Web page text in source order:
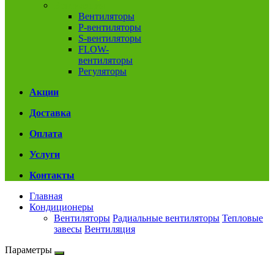
Вентиляторы
P-вентиляторы
S-вентиляторы
FLOW-
вентиляторы
Регуляторы
Акции
Доставка
Оплата
Услуги
Контакты
Главная
Кондиционеры
Вентиляторы Радиальные вентиляторы Тепловые
завесы Вентиляция
Параметры